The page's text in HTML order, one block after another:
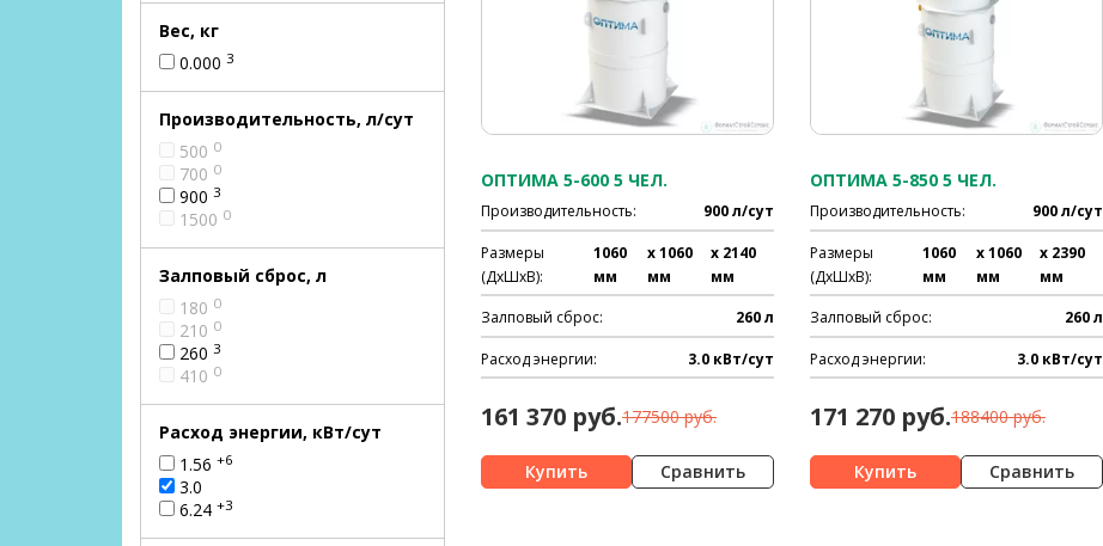
Вес, кг
0.000 3
Производительность, л/сут
500 0
700 0
900 3
1500 0
Залповый сброс, л
180 0
210 0
260 3
410 0
Расход энергии, кВт/сут
1.56 +6
3.0
6.24 +3
ОПТИМА 5-600 5 ЧЕЛ.
Производительность: 900 л/сут
Размеры
(ДхШхВ):
1060
мм
x 1060
мм
x 2140
мм
Залповый сброс: 260 л
Расход энергии: 3.0 кВт/сут
161 370 руб.177500 руб.
Сравнить
ОПТИМА 5-850 5 ЧЕЛ.
Производительность: 900 л/сут
Размеры
(ДхШхВ):
1060
мм
x 1060
мм
x 2390
мм
Залповый сброс: 260 л
Расход энергии: 3.0 кВт/сут
171 270 руб.188400 руб.
Сравнить